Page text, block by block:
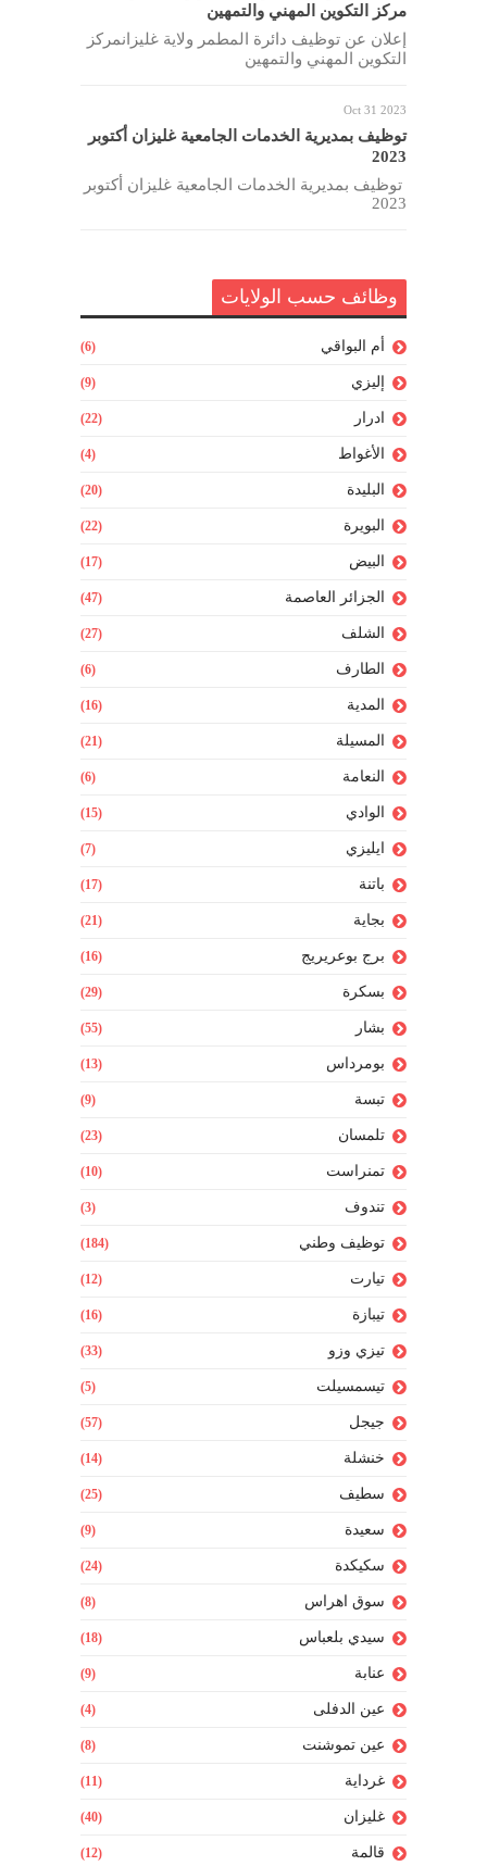
مركز التكوين المهني والتمهين
إعلان عن توظيف دائرة المطمر ولاية غليزانمركز
التكوين المهني والتمهين
Oct 31 2023
توظيف بمديرية الخدمات الجامعية غليزان أكتوبر
2023
توظيف بمديرية الخدمات الجامعية غليزان أكتوبر
2023
وظائف حسب الولايات
أم البواقي (6)
إليزي (9)
ادرار (22)
الأغواط (4)
البليدة (20)
البويرة (22)
البيض (17)
الجزائر العاصمة (47)
الشلف (27)
الطارف (6)
المدية (16)
المسيلة (21)
النعامة (6)
الوادي (15)
ايليزي (7)
باتنة (17)
بجاية (21)
برج بوعريريج (16)
بسكرة (29)
بشار (55)
بومرداس (13)
تبسة (9)
تلمسان (23)
تمنراست (10)
تندوف (3)
توظيف وطني (184)
تيارت (12)
تيبازة (16)
تيزي وزو (33)
تيسمسيلت (5)
جيجل (57)
خنشلة (14)
سطيف (25)
سعيدة (9)
سكيكدة (24)
سوق اهراس (8)
سيدي بلعباس (18)
عنابة (9)
عين الدفلى (4)
عين تموشنت (8)
غرداية (11)
غليزان (40)
قالمة (12)